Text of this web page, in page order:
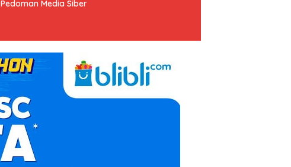
Pedoman Media Siber